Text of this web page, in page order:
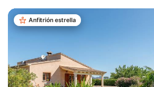
Anfitrión estrella